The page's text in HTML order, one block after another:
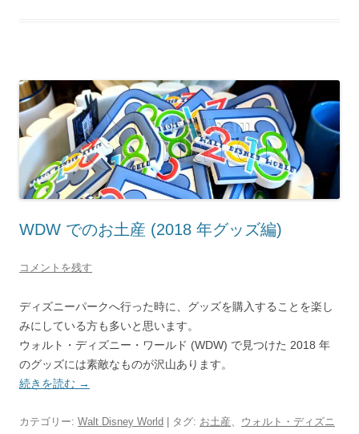
WDW でのお土産 (2018 年グッズ編)
コメントを残す
ディズニーパークへ行った時に、グッズを購入することを楽し
みにしている方も多いと思います。
ウォルト・ディズニー・ワールド (WDW) で見つけた 2018 年
のグッズには素敵なものが沢山あります。
続きを読む →
カテゴリー: Walt Disney World | タグ: お土産、 ウォルト・ディズニ